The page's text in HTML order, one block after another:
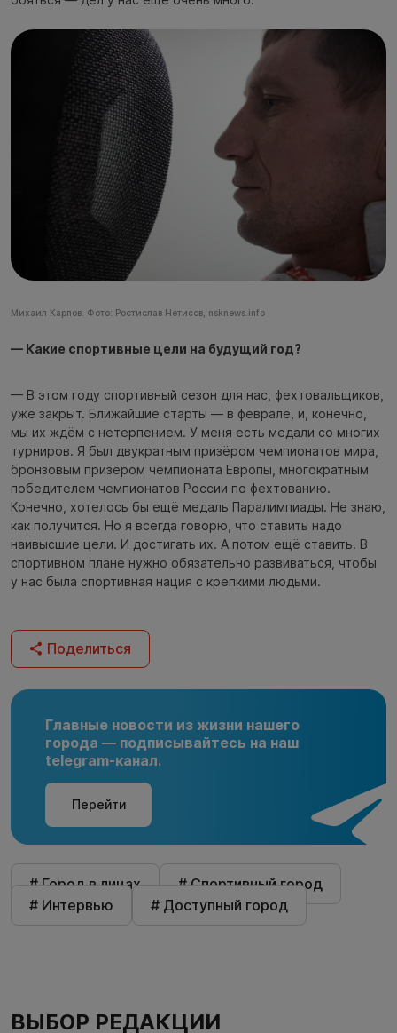
Михаил Карпов. Фото: Ростислав Нетисов, nsknews.info
— Какие спортивные цели на будущий год?
— В этом году спортивный сезон для нас, фехтовальщиков,
уже закрыт. Ближайшие старты — в феврале, и, конечно,
мы их ждём с нетерпением. У меня есть медали со многих
турниров. Я был двукратным призёром чемпионатов мира,
бронзовым призёром чемпионата Европы, многократным
победителем чемпионатов России по фехтованию.
Конечно, хотелось бы ещё медаль Паралимпиады. Не знаю,
как получится. Но я всегда говорю, что ставить надо
наивысшие цели. И достигать их. А потом ещё ставить. В
спортивном плане нужно обязательно развиваться, чтобы
у нас была спортивная нация с крепкими людьми.
Поделиться
Главные новости из жизни нашего
города — подписывайтесь на наш
telegram-канал.
Перейти
# Город в лицах
# Спортивный город
# Интервью
# Доступный город
ВЫБОР РЕДАКЦИИ